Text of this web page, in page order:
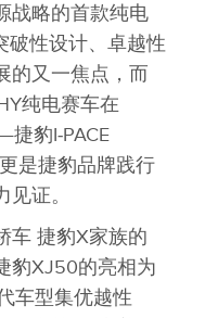
战略的首款纯电
破性设计、卓越性
的又一焦点，而
纯电赛车在
豹I‑PACE
是捷豹品牌践行
证。
车 捷豹X家族的
豹XJ50的亮相为
车型集优越性